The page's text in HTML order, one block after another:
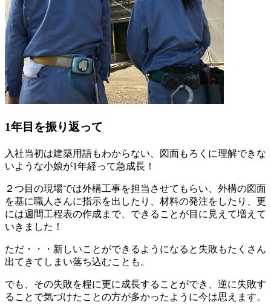
1年目を振り返って
入社当初は建築用語もわからない、図面もろくに理解できな
いような小娘が1年経って急成長！
２つ目の現場では外構工事を担当させてもらい、外構の図面
を基に職人さんに指示を出したり、材料の発注をしたり、更
には週間工程表の作成まで、できることが目に見えて増えて
いきました！
ただ・・・新しいことができるようになると失敗もたくさん
出てきてしまい落ち込むことも。
でも、その失敗を糧に更に成長することができ、逆に失敗す
ることで気づけたことの方が多かったように今は思えます。